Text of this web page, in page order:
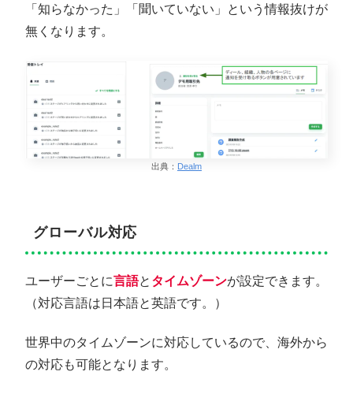
「知らなかった」「聞いていない」という情報抜けが
無くなります。
出典： Dealm
グローバル対応
ユーザーごとに言語と タイムゾーンが設定できます。
（対応言語は日本語と英語です。）
世界中のタイムゾーンに対応しているので、海外から
の対応も可能となります。